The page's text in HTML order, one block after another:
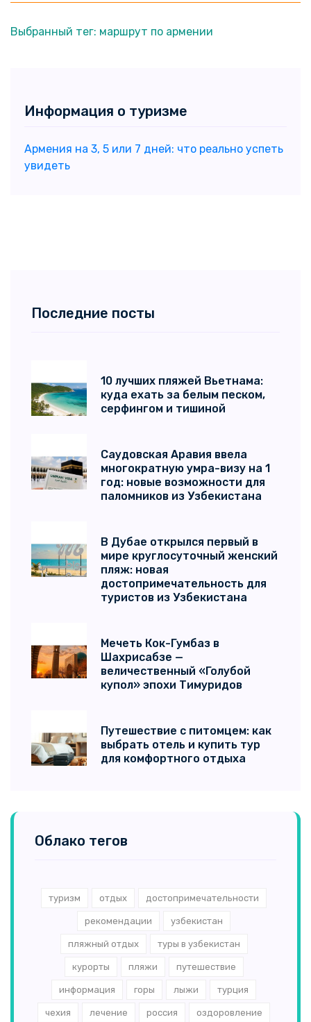
Выбранный тег: маршрут по армении
Информация о туризме
Армения на 3, 5 или 7 дней: что реально успеть
увидеть
Последние посты
10 лучших пляжей Вьетнама:
куда ехать за белым песком,
серфингом и тишиной
Саудовская Аравия ввела
многократную умра-визу на 1
год: новые возможности для
паломников из Узбекистана
В Дубае открылся первый в
мире круглосуточный женский
пляж: новая
достопримечательность для
туристов из Узбекистана
Мечеть Кок-Гумбаз в
Шахрисабзе —
величественный «Голубой
купол» эпохи Тимуридов
Путешествие с питомцем: как
выбрать отель и купить тур
для комфортного отдыха
Облако тегов
туризм отдых достопримечательности
рекомендации узбекистан
пляжный отдых туры в узбекистан
курорты пляжи путешествие
информация горы лыжи турция
чехия лечение россия оздоровление